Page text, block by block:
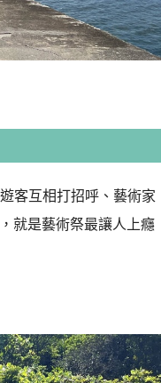
客互相打招呼、藝術家
就是藝術祭最讓人上癮